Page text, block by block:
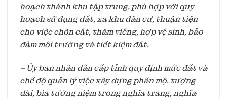
hoạch thành khu tập trung, phù hợp với quy
hoạch sử dụng đất, xa khu dân cư, thuận tiện
cho việc chôn cất, thăm viếng, hợp vệ sinh, bảo
đảm môi trường và tiết kiệm đất.
– Ủy ban nhân dân cấp tỉnh quy định mức đất và
chế độ quản lý việc xây dựng phần mộ, tượng
đài, bia tưởng niệm trong nghĩa trang, nghĩa